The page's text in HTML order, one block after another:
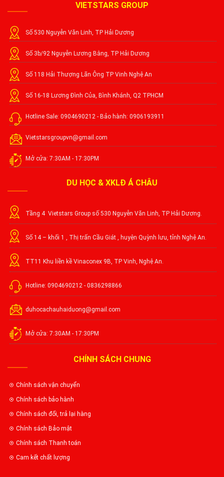
VIETSTARS GROUP
Số 530 Nguyễn Văn Linh, TP Hải Dương
Số 3b/92 Nguyễn Lương Bằng, TP Hải Dương
Số 118 Hải Thượng Lãn Ông TP Vinh Nghệ An
Số 16-18 Lương Đình Của, Bình Khánh, Q2 TPHCM
Hotline Sale: 0904690212 - Bảo hành: 0906193911
Vietstarsgroupvn@gmail.com
Mở cửa: 7:30AM - 17:30PM
DU HỌC & XKLĐ Á CHÂU
Tầng 4 Vietstars Group số 530 Nguyễn Văn Linh, TP Hải Dương.
Số 14 – khối 1 , Thị trấn Cầu Giát , huyện Quỳnh lưu, tỉnh Nghệ An.
TT11 Khu liền kề Vinaconex 9B, TP Vinh, Nghệ An.
Hotline: 0904690212 - 0836298866
duhocachauhaiduong@gmail.com
Mở cửa: 7:30AM - 17:30PM
CHÍNH SÁCH CHUNG
Chính sách vận chuyển
Chính sách bảo hành
Chính sách đổi, trả lại hàng
Chính sách Bảo mật
Chính sách Thanh toán
Cam kết chất lượng